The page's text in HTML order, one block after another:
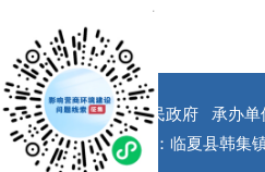
版权所有：临夏县人民政府 承办
址：临夏县韩集
x